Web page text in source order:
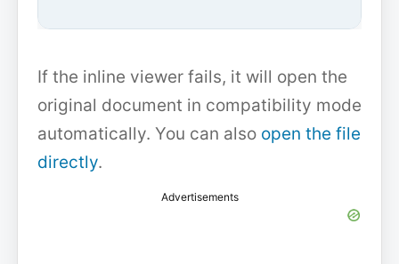
If the inline viewer fails, it will open the
original document in compatibility mode
automatically. You can also open the file
directly.
Advertisements